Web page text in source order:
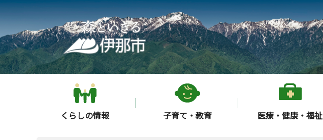
こ
の
ペ
ー
ジ
の
くらしの情報 子育て・教育 医療・健康・福祉